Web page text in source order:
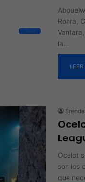
Cloud
Rohra,
la…
LEER
Ocelot
son los
que